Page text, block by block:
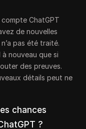
ChatGPT
de nouvelles
pas été traité.
nouveau que si
des preuves.
détails peut ne
chances
?